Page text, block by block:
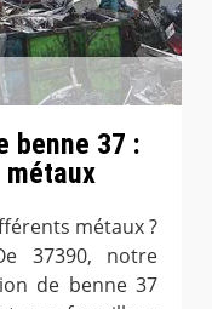
benne 37 :
métaux ?
37390, notre
de benne 37